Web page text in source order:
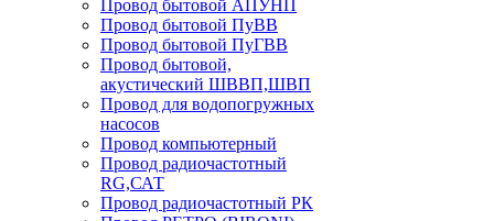
Провод бытовой АПУНП
Провод бытовой ПуВВ
Провод бытовой ПуГВВ
Провод бытовой,
акустический ШВВП,ШВП
Провод для водопогружных
насосов
Провод компьютерный
Провод радиочастотный
RG,САТ
Провод радиочастотный РК